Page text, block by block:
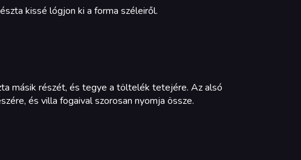
kissé lógjon ki a forma széleiről.
másik részét, és tegye a töltelék tetejére. Az alsó
és villa fogaival szorosan nyomja össze.